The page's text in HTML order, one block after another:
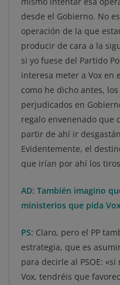
desde el Gobierno. No
operación de la que
producir de cara a la
si yo fuese del Partido
interesa meter a Vox en
como he dicho antes, los
perjudicados en
regalo envenenado que
partir de ahí ir
Evidentemente, el
que irían por ahí los
AD: También imagino
ministerios que pida
PS: Claro, pero el PP
estrategia, que es
para decirle al PSOE:
Vox, tendréis que